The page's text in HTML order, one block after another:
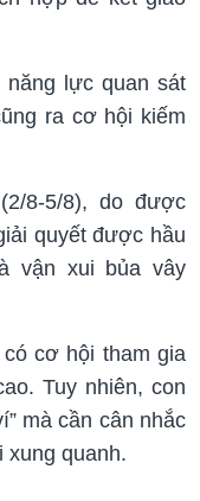
lực quan sát
ra cơ hội kiếm
8-5/8), do được
quyết được hầu
vận xui bủa vây
cơ hội tham gia
Tuy nhiên, con
mà cần cân nhắc
xung quanh.